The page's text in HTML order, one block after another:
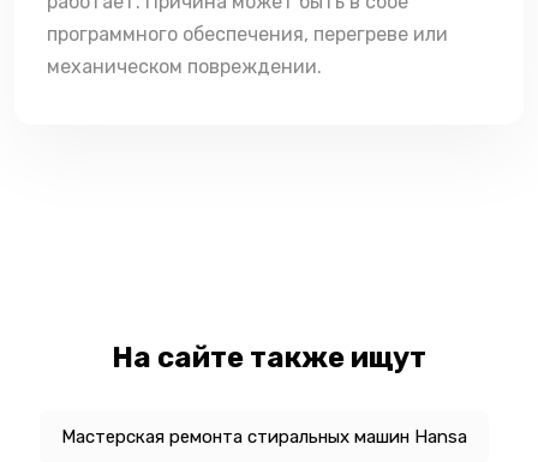
программного обеспечения, перегреве или
механическом повреждении.
На сайте также ищут
Мастерская ремонта стиральных машин Hansa